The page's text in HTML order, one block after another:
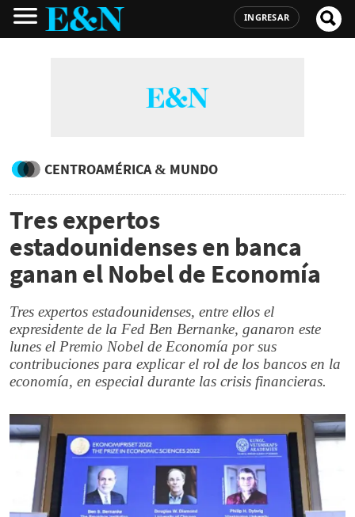
INGRESAR
CENTROAMÉRICA & MUNDO
Tres expertos
estadounidenses en banca
ganan el Nobel de Economía
Tres expertos estadounidenses, entre ellos el
expresidente de la Fed Ben Bernanke, ganaron este
lunes el Premio Nobel de Economía por sus
contribuciones para explicar el rol de los bancos en la
economía, en especial durante las crisis financieras.